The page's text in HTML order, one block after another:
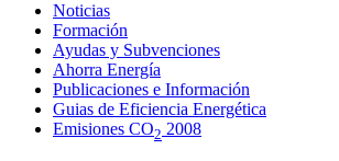
Noticias
Formación
Ayudas y Subvenciones
Ahorra Energía
Publicaciones e Información
Guias de Eficiencia Energética
Emisiones CO2 2008